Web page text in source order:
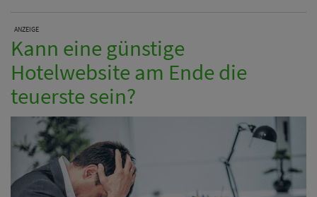
ANZEIGE
Kann eine günstige
Hotelwebsite am Ende die
teuerste sein?